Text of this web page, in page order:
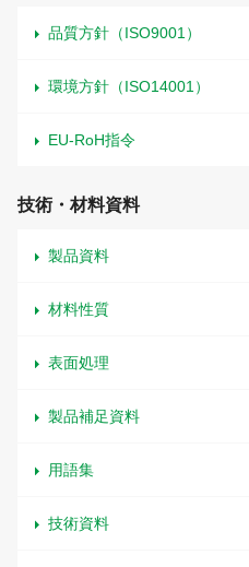
品質方針（ISO9001）
環境方針（ISO14001）
EU-RoH指令
技術・材料資料
製品資料
材料性質
表面処理
製品補足資料
用語集
技術資料